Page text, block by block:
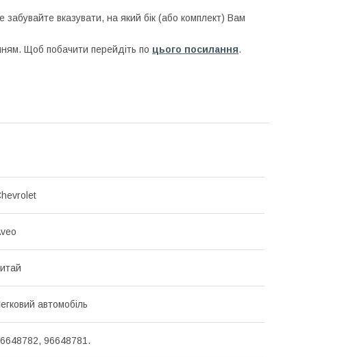
вказувати, на який бік (або комплект) Вам
Щоб побачити перейдіть по цього посилання.
автомобіль
96648781.